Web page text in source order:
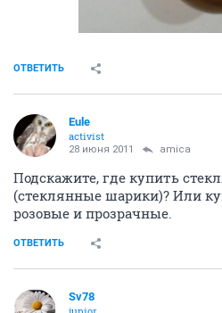
ОТВЕТИТЬ
Eule
activist
28 июня 2011 amica
Подскажите, где купить
(стеклянные шарики)? Или
розовые и прозрачные.
ОТВЕТИТЬ
Sv78